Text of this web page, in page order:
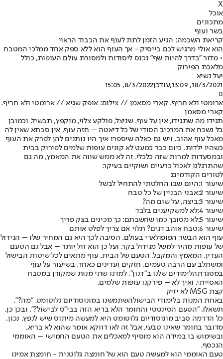
X
אוכל
מתכונים
בשר ועוף
קריאת השכמה: הגיע הזמן לתת לעוף את הכבוד הראוי
הוא אולי מרגיש לכם בייסיק - אך העוף הוא ללא ספק אחד ממלכי המטבח
• מדור "בדרך להיות שף" נכנס ליסודות ולמסורת עולם העופות, כולל
מלאכת הפירוק
יעל נשיא
18/3/2021, 13:09
,עודכן8/3/2022, 15:05
0
ארומטי ולא חריף. קארי מסאמן // צילום: אופק שגיא // ארומטי ולא חריף.
קארי מסאמן
תגידו מה שתגידו, אין על עוף. שניצל, פולקע צלוי, מוקפץ, תבשיל. וכמובן
בל נשכח את המרכיב הסודי של כל דיאטה – חזה עוף. אין סבתא שאין לה
מאכל עוף אהוב, ויש גם כאלה שיספרו איך היו נותנים להן לפרק את העוף
כשהיו ילדות. כיום כבר כמעט לא קונים עופות שלמים לפירוק בבית
ובמסעדות למרות שזה כלכלי. זה לא ממש שווה את המאמץ, מה גם
שהתרגלנו לאכול כרעיים ושוקיים בעיקר.
לטורים הקודמים:
שיעור 1:
היום שבו החלטתי להתחיל לבשל
שיעור 2:
אבני הבניין של כל טבח
שיעור 3:
ביצה, על שום מה?
שיעור 4:
לא למשקיענים בלבד
שיעור 5:
לא מסובך כמו שחשבתם: כך מכינים בצק פריך
שיעור 6:
טבח אוהב דגים? תלוי אם צריך לפלט אותם
עוף הוא הבשר הפופולארי בעולם. הסיבה לכך היא גם המחיר שלו – הגידול
של עופות מהיר למשל מגידול בקר, ועל כן הוא זול יותר – אבל גם הטעם
העדין, המאמץ והמקבל, הטעם של הבית. עוף מתאים לכל שיטות הבישול
ומשתלב עם הרבה טעמים, חזקים ועדינים כאחד. בשיעור על עוף
במסגרתהלימודים שלנו ב"דנון", למדנו שתי מנות שמקורן במטבח
האסייתי, ואיך לא – פירקנו עופות שלמים.
קצת MSG לא יזיק
באחת המנות בלימודי הבישולהשתמשנו במונוסודיום גלוטומט. "מה?",
תשאלו, "הטעם הסינטטי והחומר הלא בריא הזה בבי"ס לבישול?". ובכן כן,
כל הדרמה סביב מונוסודיום גלוטומט היא למעשה מיתוס שיש לנפץ. נכון,
מדובר בחומר שאינו טבעי, אבל זה לאו דווקא אומר שהוא לא בריא,
ובשימוש בו במידה הוא מוסיף למאכלים את הטעם החמישי – האוממי
הנכסף.
טעם האוממי הוא למעשה טעם הוא של חומצה גלוטנית - חומצת אמינו